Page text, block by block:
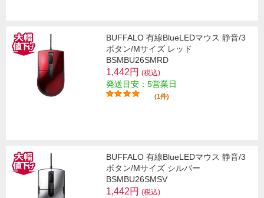
BUFFALO 有線BlueLEDマウス 静音/3
ボタン/Mサイズ レッド
BSMBU26SMRD
1,442円 (税込)
発送目安：5営業日
(1件)
BUFFALO 有線BlueLEDマウス 静音/3
ボタン/Mサイズ シルバー
BSMBU26SMSV
1,442円 (税込)